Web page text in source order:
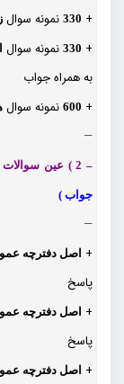
+
330 نمونه سوال
+
330 نمونه سوال
به همراه جواب
+
600 نمونه سوال
—
– 2 ) عین سوالات و دفترچه سوالات سه دوره گذشته :
جواب )
—
+ اصل دفترچه
پاسخ
+ اصل دفترچه
پاسخ
+ اصل دفترچه